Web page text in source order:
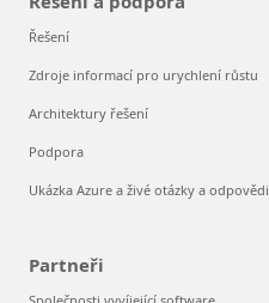
Řešení
Zdroje informací pro urychlení růstu
Architektury řešení
Podpora
Ukázka Azure a živé otázky a odpovědi
Partneři